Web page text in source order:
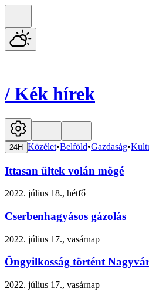
/ Kék hírek
24H Közélet•Belföld•Gazdaság•
Ittasan ültek volán mögé
2022. július 18., hétfő
Cserbenhagyásos gázolás
2022. július 17., vasárnap
Öngyilkosság történt
2022. július 17., vasárnap